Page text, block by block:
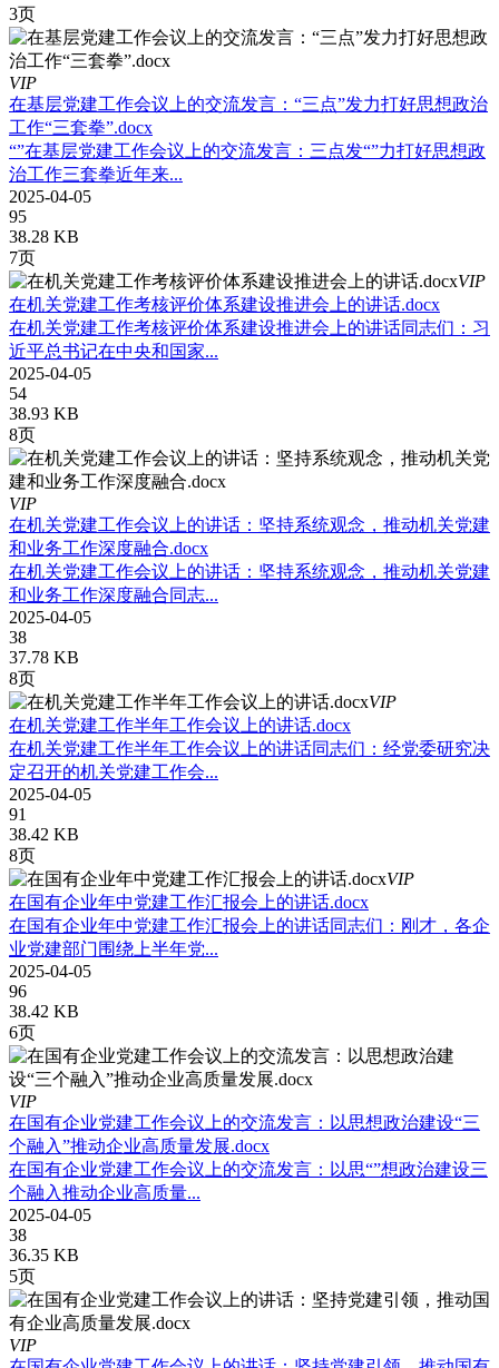
3页
VIP
在基层党建工作会议上的交流发言：“三点”发力打好思想政治
工作“三套拳”.docx
“”在基层党建工作会议上的交流发言：三点发“”力打好思想政
治工作三套拳近年来...
2025-04-05
95
38.28 KB
7页
VIP
在机关党建工作考核评价体系建设推进会上的讲话.docx
在机关党建工作考核评价体系建设推进会上的讲话同志们：习
近平总书记在中央和国家...
2025-04-05
54
38.93 KB
8页
VIP
在机关党建工作会议上的讲话：坚持系统观念，推动机关党建
和业务工作深度融合.docx
在机关党建工作会议上的讲话：坚持系统观念，推动机关党建
和业务工作深度融合同志...
2025-04-05
38
37.78 KB
8页
VIP
在机关党建工作半年工作会议上的讲话.docx
在机关党建工作半年工作会议上的讲话同志们：经党委研究决
定召开的机关党建工作会...
2025-04-05
91
38.42 KB
8页
VIP
在国有企业年中党建工作汇报会上的讲话.docx
在国有企业年中党建工作汇报会上的讲话同志们：刚才，各企
业党建部门围绕上半年党...
2025-04-05
96
38.42 KB
6页
VIP
在国有企业党建工作会议上的交流发言：以思想政治建设“三
个融入”推动企业高质量发展.docx
在国有企业党建工作会议上的交流发言：以思“”想政治建设三
个融入推动企业高质量...
2025-04-05
38
36.35 KB
5页
VIP